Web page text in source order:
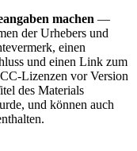
machen —
der Urhebers und
einen
und einen Link zum
Lizenzen vor Version
des Materials
und können auch